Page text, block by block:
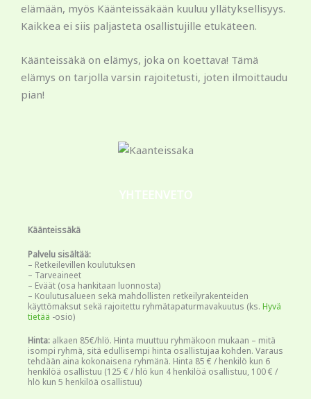
elämään, myös Käänteissäkään kuuluu yllätyksellisyys.
Kaikkea ei siis paljasteta osallistujille etukäteen.
Käänteissäkä on elämys, joka on koettava! Tämä
elämys on tarjolla varsin rajoitetusti, joten ilmoittaudu
pian!
YHTEENVETO
Käänteissäkä
Palvelu sisältää:
– Retkeilevillen koulutuksen
– Tarveaineet
– Eväät (osa hankitaan luonnosta)
– Koulutusalueen sekä mahdollisten retkeilyrakenteiden
käyttömaksut sekä rajoitettu ryhmätapaturmavakuutus (ks. Hyvä
tietää -osio)
Hinta: alkaen 85€/hlö. Hinta muuttuu ryhmäkoon mukaan – mitä
isompi ryhmä, sitä edullisempi hinta osallistujaa kohden. Varaus
tehdään aina kokonaisena ryhmänä. Hinta 85 € / henkilö kun 6
henkilöä osallistuu (125 € / hlö kun 4 henkilöä osallistuu, 100 € /
hlö kun 5 henkilöä osallistuu)